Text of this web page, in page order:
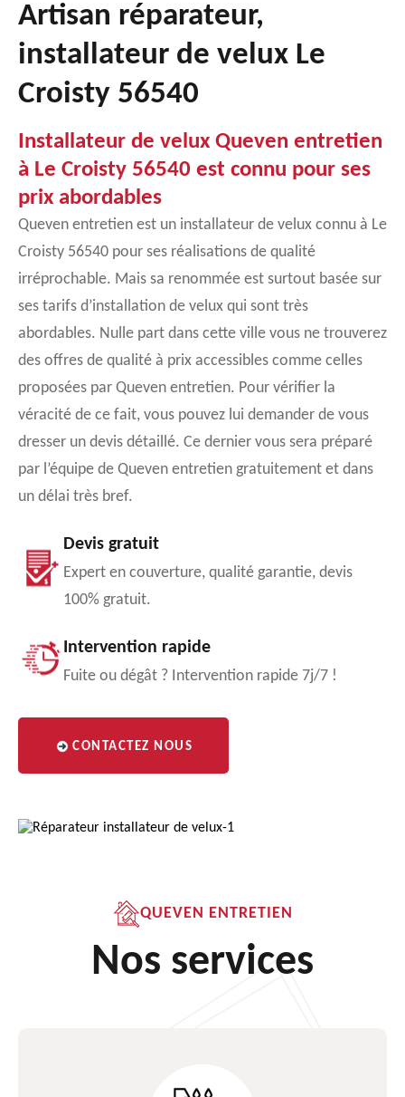
Artisan réparateur,
installateur de velux Le
Croisty 56540
Installateur de velux Queven entretien
à Le Croisty 56540 est connu pour ses
prix abordables
Queven entretien est un installateur de velux connu à Le
Croisty 56540 pour ses réalisations de qualité
irréprochable. Mais sa renommée est surtout basée sur
ses tarifs d’installation de velux qui sont très
abordables. Nulle part dans cette ville vous ne trouverez
des offres de qualité à prix accessibles comme celles
proposées par Queven entretien. Pour vérifier la
véracité de ce fait, vous pouvez lui demander de vous
dresser un devis détaillé. Ce dernier vous sera préparé
par l’équipe de Queven entretien gratuitement et dans
un délai très bref.
Devis gratuit
Expert en couverture, qualité garantie, devis
100% gratuit.
Intervention rapide
Fuite ou dégât ? Intervention rapide 7j/7 !
CONTACTEZ NOUS
QUEVEN ENTRETIEN
Nos services